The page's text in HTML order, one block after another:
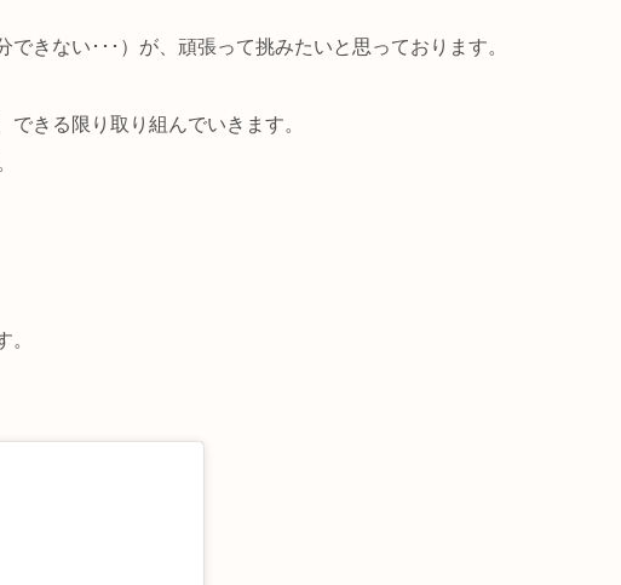
きない･･･）が、頑張って挑みたいと思っております。
きる限り取り組んでいきます。